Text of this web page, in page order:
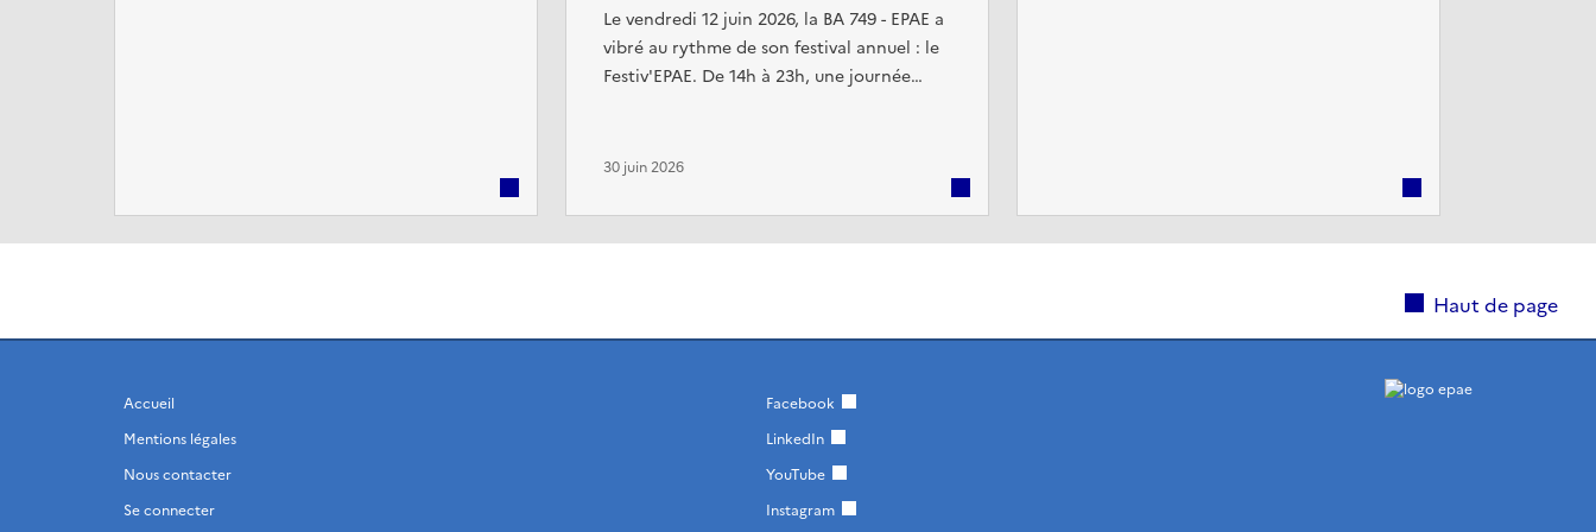
Le vendredi 12 juin 2026, la BA 749 - EPAE a
vibré au rythme de son festival annuel : le
Festiv'EPAE. De 14h à 23h, une journée
la base. Au programme : scène ouverte
talents de l'école ; compétitions de Break
Dance et de Ragga ; jeux d'eau, gonflables
30 juin 2026
Haut de page
Accueil
Mentions légales
Nous contacter
Se connecter
Facebook
LinkedIn
YouTube
Instagram